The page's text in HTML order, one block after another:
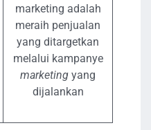
marketing adalah
meraih penjualan
yang ditargetkan
melalui kampanye
marketing yang
dijalankan